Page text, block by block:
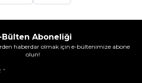
Bülten Aboneliği
haberdar olmak için e-bültenimize abone
olun!